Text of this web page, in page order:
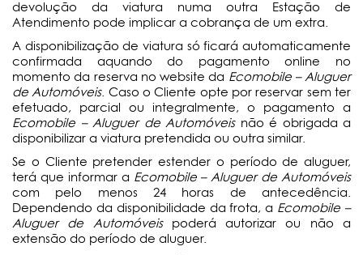
devolução da viatura numa outra Estação de
Atendimento pode implicar a cobrança de um extra.
A disponibilização de viatura só ficará automaticamente
confirmada aquando do pagamento online no
momento da reserva no website da Ecomobile – Aluguer
de Automóveis. Caso o Cliente opte por reservar sem ter
efetuado, parcial ou integralmente, o pagamento a
Ecomobile – Aluguer de Automóveisnão é obrigada a
disponibilizar a viatura pretendida ou outra similar.
Se o Cliente pretender estender o período de aluguer,
terá que informar a Ecomobile – Aluguer de Automóveis
com pelo menos 24 horas de antecedência.
Dependendo da disponibilidade da frota, a Ecomobile –
Aluguer de Automóveispoderá autorizar ou não a
extensão do período de aluguer.